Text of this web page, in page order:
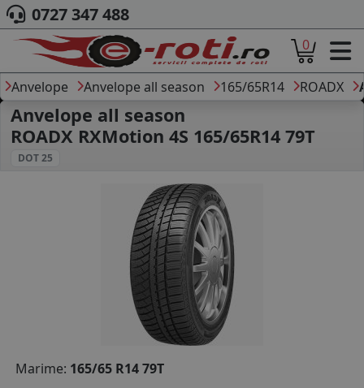
ACASA
DESPRE NOI
ANVELOPE
AUTO
CAMION
AGROINDUSTRIALE
CAUTARE DUPA
DIMENSIUNI
PRODUCATORI ANVELOPE
MARCA AUTO
BLOG
B2B - COLABORARE COMPANII
CONTACT
0727 347 488
0
Anvelope Anvelope all season 165/65R14 ROADX
Anvelope all season
ROADX RXMotion 4S 165/65R14 79T
DOT 25
Marime: 165/65 R14 79T